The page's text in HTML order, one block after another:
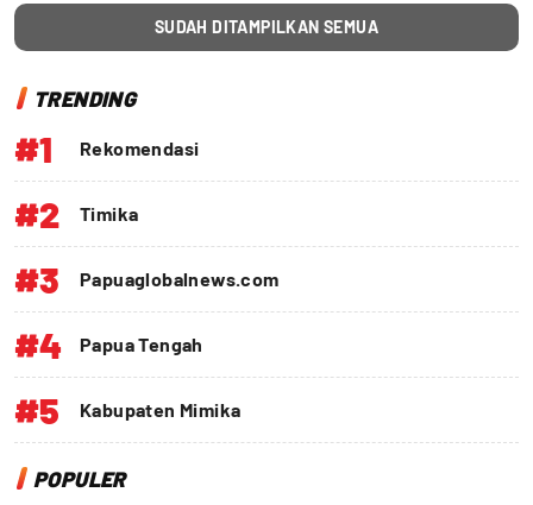
SUDAH DITAMPILKAN SEMUA
TRENDING
#1 Rekomendasi
#2 Timika
#3 Papuaglobalnews.com
#4 Papua Tengah
#5 Kabupaten Mimika
POPULER